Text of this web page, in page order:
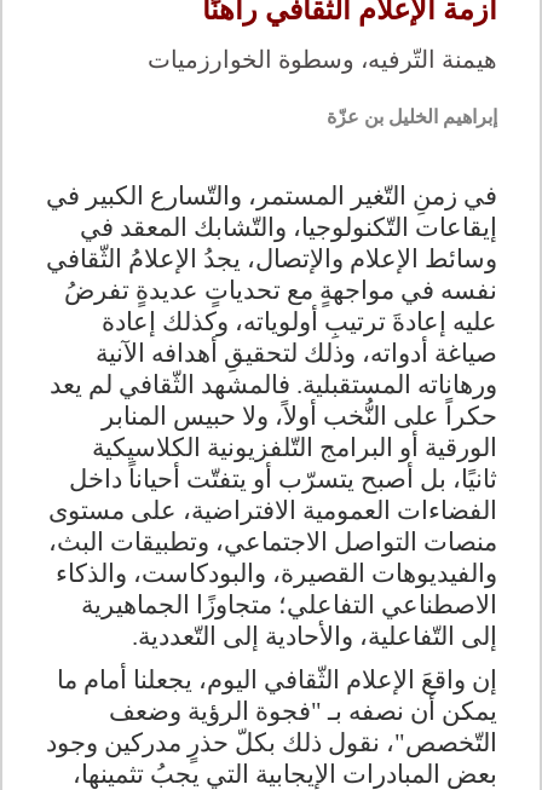
أزمة الإعلام الثقافي راهنًا
هيمنة التّرفيه، وسطوة الخوارزميات
إبراهيم الخليل بن عزّة
في زمنِ التّغير المستمر، والتّسارع الكبير في
إيقاعات التّكنولوجيا، والتّشابك المعقد في
وسائط الإعلام والإتصال، يجدُ الإعلامُ الثّقافي
نفسه في مواجهةٍ مع تحدياتٍ عديدةٍ تفرضُ
عليه إعادةَ ترتيبِ أولوياته، وكذلك إعادة
صياغة أدواته، وذلك لتحقيقِ أهدافه الآنية
ورهاناته المستقبلية. فالمشهد الثّقافي لم يعد
حكراً على النُّخب أولاً، ولا حبيس المنابر
الورقية أو البرامج التّلفزيونية الكلاسيكية
ثانيًا، بل أصبح يتسرّب أو يتفتّت أحياناً داخل
الفضاءات العمومية الافتراضية، على مستوى
منصات التواصل الاجتماعي، وتطبيقات البث،
والفيديوهات القصيرة، والبودكاست، والذكاء
الاصطناعي التفاعلي؛ متجاوزًا الجماهيرية
إلى التّفاعلية، والأحادية إلى التّعددية.
إن واقعَ الإعلام الثّقافي اليوم، يجعلنا أمام ما
يمكن أن نصفه بـ "فجوة الرؤية وضعف
التّخصص"، نقول ذلك بكلّ حذرٍ مدركين وجود
بعض المبادرات الإيجابية التي يجبُ تثمينها،